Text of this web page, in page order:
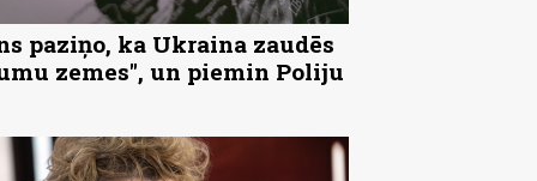
paziņo, ka Ukraina zaudēs
zemes", un piemin Poliju